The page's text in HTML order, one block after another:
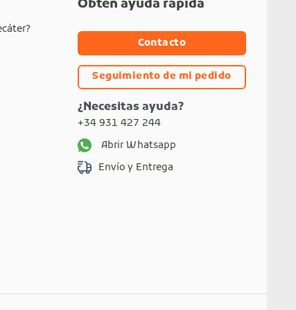
Obtén ayuda rápida
Contacto
Seguimiento de mi pedido
¿Necesitas ayuda?
+34 931 427 244
Abrir Whatsapp
Envío y Entrega